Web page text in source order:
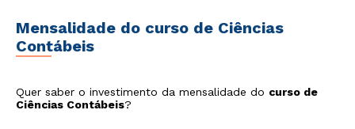
Mensalidade do curso de Ciências
Contábeis
Quer saber o investimento da mensalidade do curso de
Ciências Contábeis?